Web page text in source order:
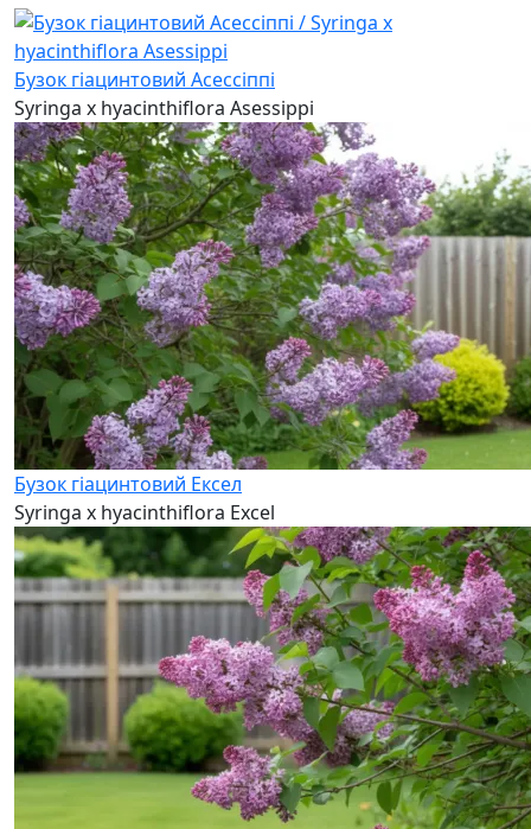
Бузок гіацинтовий Асессіппі
Syringa x hyacinthiflora Asessippi
Бузок гіацинтовий Ексел
Syringa x hyacinthiflora Excel